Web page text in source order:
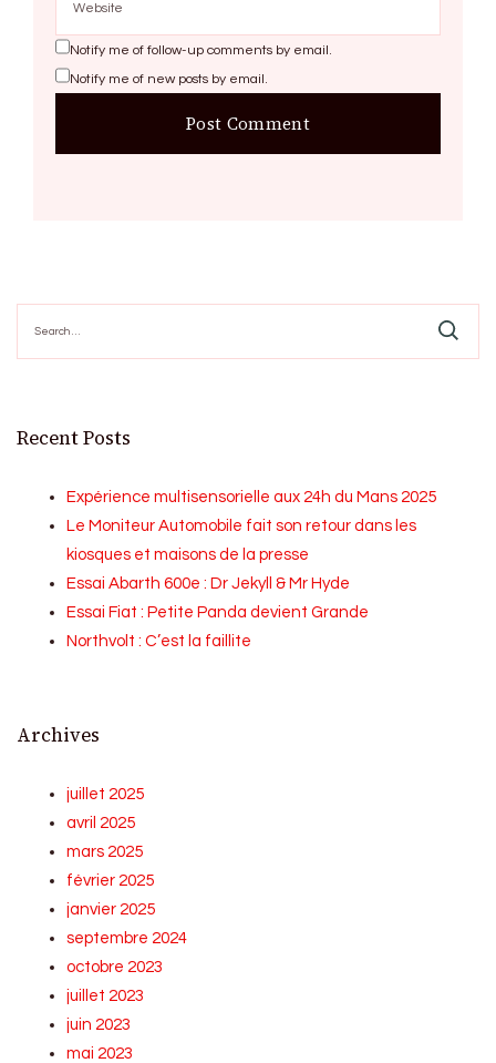
Notify me of follow-up comments by email.
Notify me of new posts by email.
for:
Recent Posts
Expérience multisensorielle aux 24h du Mans 2025
Le Moniteur Automobile fait son retour dans les
kiosques et maisons de la presse
Essai Abarth 600e : Dr Jekyll & Mr Hyde
Essai Fiat : Petite Panda devient Grande
Northvolt : C’est la faillite
Archives
juillet 2025
avril 2025
mars 2025
février 2025
janvier 2025
septembre 2024
octobre 2023
juillet 2023
juin 2023
mai 2023